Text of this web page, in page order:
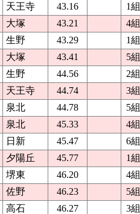
天王寺 43.16 1組
大塚 43.21 4組
生野 43.29 1組
大塚 43.41 5組
生野 44.56 2組
天王寺 44.74 3組
泉北 44.78 5組
泉北 45.33 4組
日新 45.47 6組
夕陽丘 45.77 1組
堺東 46.20 4組
佐野 46.23 5組
高石 46.27 3組